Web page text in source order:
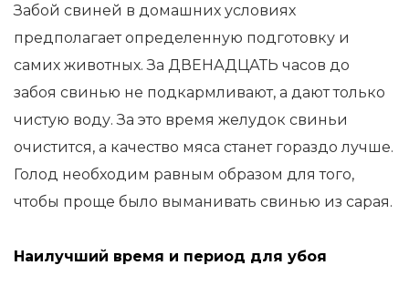
Забой свиней в домашних условиях
предполагает определенную подготовку и
самих животных. За ДВЕНАДЦАТЬ часов до
забоя свинью не подкармливают, а дают только
чистую воду. За это время желудок свиньи
очистится, а качество мяса станет гораздо лучше.
Голод необходим равным образом для того,
чтобы проще было выманивать свинью из сарая.
Наилучший время и период для убоя